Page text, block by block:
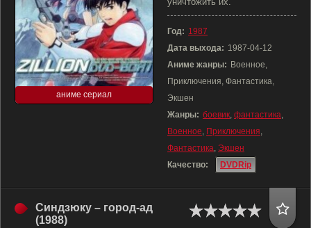
аниме сериал
Год: 1987
Дата выхода: 1987-04-12
Аниме жанры: Военное,
Приключения, Фантастика,
Экшен
Жанры: боевик, фантастика,
Военное, Приключения,
Фантастика, Экшен
Качество:
DVDRip
Синдзюку – город-ад
(1988)